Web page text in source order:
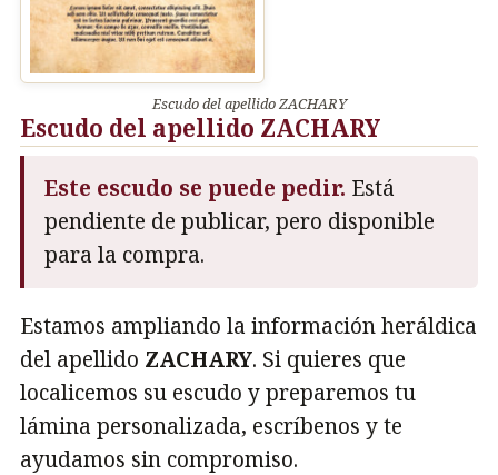
Escudo del apellido ZACHARY
Escudo del apellido ZACHARY
Este escudo se puede pedir. Está
pendiente de publicar, pero disponible
para la compra.
Estamos ampliando la información heráldica
del apellido ZACHARY. Si quieres que
localicemos su escudo y preparemos tu
lámina personalizada, escríbenos y te
ayudamos sin compromiso.